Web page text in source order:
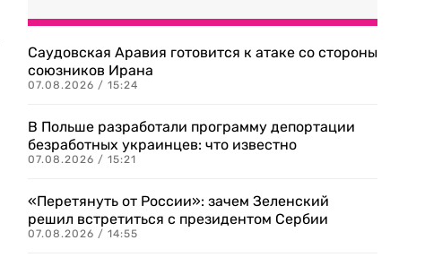
Саудовская Аравия готовится к атаке со стороны
союзников Ирана
07.08.2026 / 15:24
В Польше разработали программу депортации
безработных украинцев: что известно
07.08.2026 / 15:21
«Перетянуть от России»: зачем Зеленский
решил встретиться с президентом Сербии
07.08.2026 / 14:55